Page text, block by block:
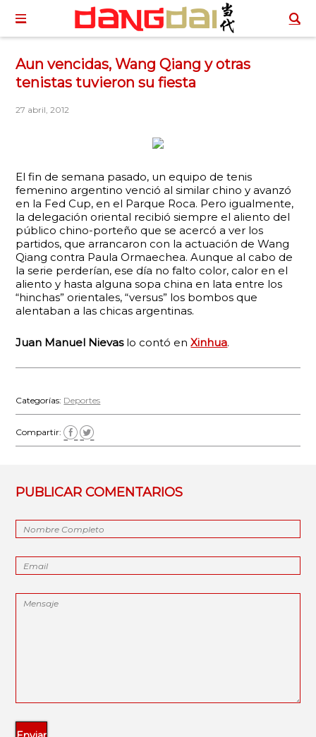
Aun vencidas, Wang Qiang y otras
tenistas tuvieron su fiesta
27 abril, 2012
El fin de semana pasado, un equipo de tenis
femenino argentino venció al similar chino y avanzó
en la Fed Cup, en el Parque Roca. Pero igualmente,
la delegación oriental recibió siempre el aliento del
público chino-porteño que se acercó a ver los
partidos, que arrancaron con la actuación de Wang
Qiang contra Paula Ormaechea. Aunque al cabo de
la serie perderían, ese día no falto color, calor en el
aliento y hasta alguna sopa china en lata entre los
“hinchas” orientales, “versus” los bombos que
alentaban a las chicas argentinas.
Juan Manuel Nievas lo contó enXinhua.
Categorías: Deportes
Compartir:
PUBLICAR COMENTARIOS